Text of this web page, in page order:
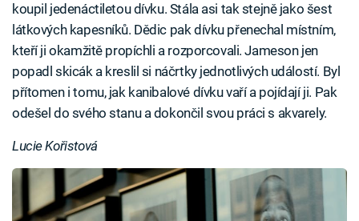
koupil jedenáctiletou dívku. Stála asi tak stejně jako šest
látkových kapesníků. Dědic pak dívku přenechal místním,
kteří ji okamžitě propíchli a rozporcovali. Jameson jen
popadl skicák a kreslil si náčrtky jednotlivých událostí. Byl
přítomen i tomu, jak kanibalové dívku vaří a pojídají ji. Pak
odešel do svého stanu a dokončil svou práci s akvarely.
Lucie Kořistová